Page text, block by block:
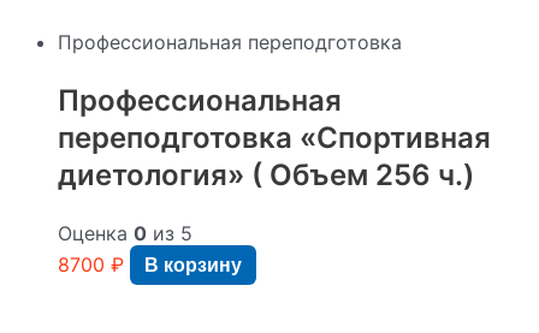
Профессиональная переподготовка
Профессиональная
переподготовка «Спортивная
диетология» ( Объем 256 ч.)
Оценка 0 из 5
8700 ₽ В корзину